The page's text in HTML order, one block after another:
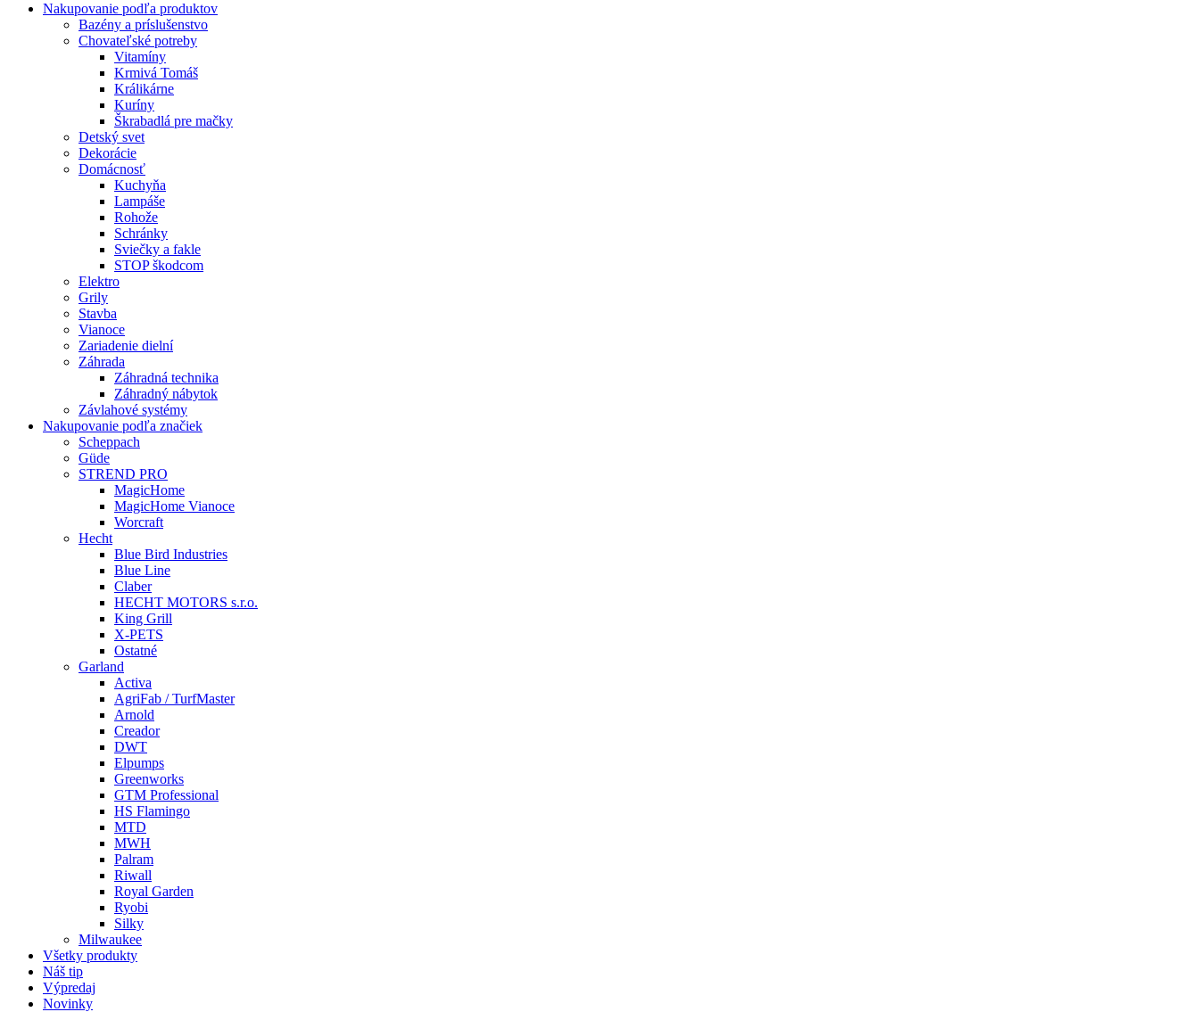
Nakupovanie podľa produktov
Bazény a príslušenstvo
Chovateľské potreby
Vitamíny
Krmivá Tomáš
Králikárne
Kuríny
Škrabadlá pre mačky
Detský svet
Dekorácie
Domácnosť
Kuchyňa
Lampáše
Rohože
Schránky
Sviečky a fakle
STOP škodcom
Elektro
Grily
Stavba
Vianoce
Zariadenie dielní
Záhrada
Záhradná technika
Záhradný nábytok
Závlahové systémy
Nakupovanie podľa značiek
Scheppach
Güde
STREND PRO
MagicHome
MagicHome Vianoce
Worcraft
Hecht
Blue Bird Industries
Blue Line
Claber
HECHT MOTORS s.r.o.
King Grill
X-PETS
Ostatné
Garland
Activa
AgriFab / TurfMaster
Arnold
Creador
DWT
Elpumps
Greenworks
GTM Professional
HS Flamingo
MTD
MWH
Palram
Riwall
Royal Garden
Ryobi
Silky
Milwaukee
Všetky produkty
Náš tip
Výpredaj
Novinky